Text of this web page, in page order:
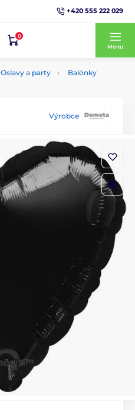
+420 555 222 029
0
Menu
Oslavy a party
Balónky
Výrobce